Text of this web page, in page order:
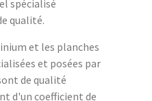
spécialisé
qualité.
et les planches
et posées par
de qualité
d'un coefficient de